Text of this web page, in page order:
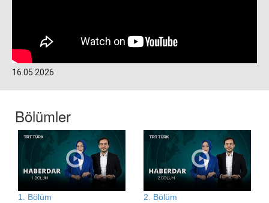
16.05.2026
Bölümler
1. Bölüm 2. Bölüm